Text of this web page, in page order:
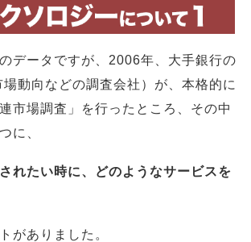
データですが、2006年、大手銀行の
動向などの調査会社）が、本格的に
市場調査」を行ったところ、その中
に、
れたい時に、どのようなサービスを
がありました。